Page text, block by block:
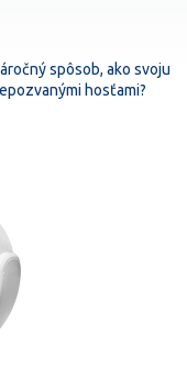
spôsob, ako svoju
hosťami?